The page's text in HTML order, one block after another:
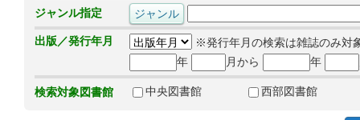
ジャンル指定
出版／発行年月
※発行年月の検索は雑誌のみ対
年
月から 年
検索対象図書館 中央図書館 西部図書館